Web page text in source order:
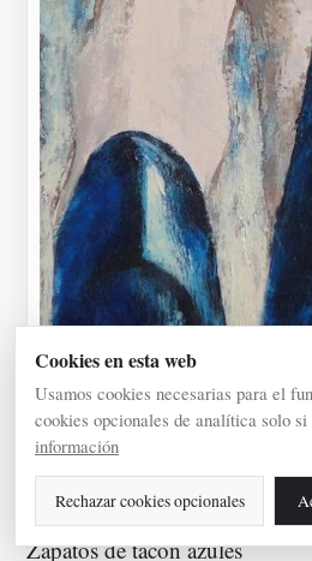
Zapatos de tacón azules
Cookies en esta web
Usamos cookies necesarias para el
cookies opcionales de analítica solo si
información
Rechazar cookies opcionales